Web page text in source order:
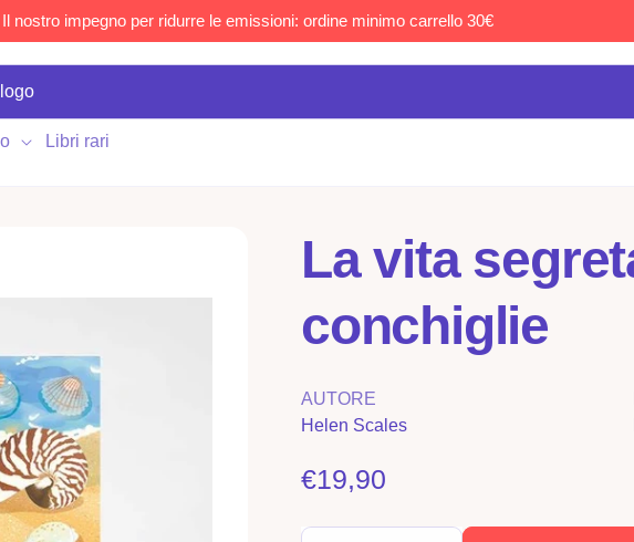
Il nostro impegno per ridurre le emissioni: ordine minimo carrello 30€
Libri rari
La vita segreta delle
conchiglie
AUTORE
Helen Scales
Prezzo
di
€19,90